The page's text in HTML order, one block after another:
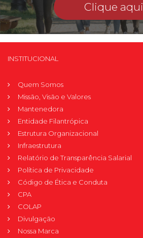
Clique aqui
INSTITUCIONAL
Quem Somos
Missão, Visão e Valores
Mantenedora
Entidade Filantrópica
Estrutura Organizacional
Infraestrutura
Relatório de Transparência Salarial
Política de Privacidade
Código de Ética e Conduta
CPA
COLAP
Divulgação
Nossa Marca